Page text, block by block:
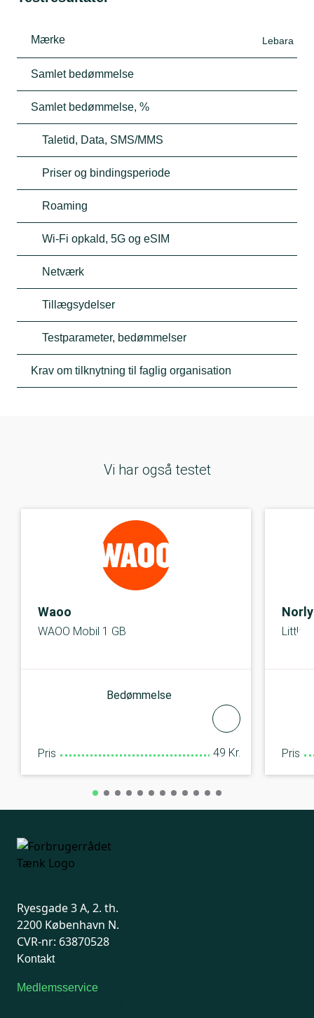
Mærke Lebara
Samlet bedømmelse
Samlet bedømmelse, %
Taletid, Data, SMS/MMS
Priser og bindingsperiode
Roaming
Wi-Fi opkald, 5G og eSIM
Netværk
Tillægsydelser
Testparameter, bedømmelser
Krav om tilknytning til faglig organisation
Vi har også testet
Waoo
WAOO Mobil 1 GB
Bedømmelse
Pris 49 Kr.
Little
Pris
Ryesgade 3 A, 2. th.
2200 København N.
CVR-nr: 63870528
Kontakt
Medlemsservice